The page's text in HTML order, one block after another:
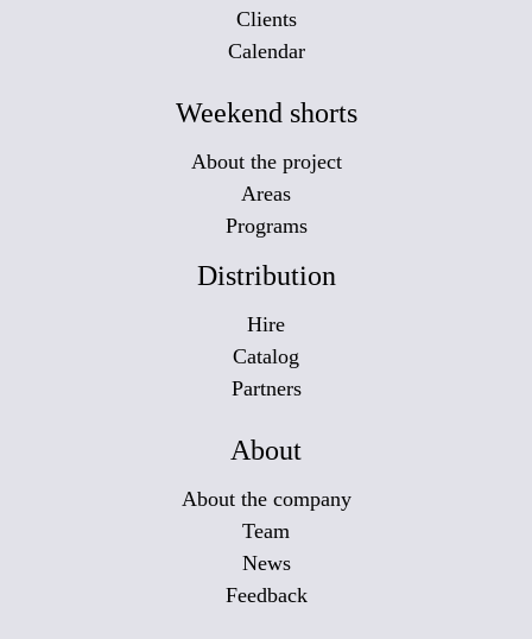
Clients
Calendar
Weekend shorts
About the project
Areas
Programs
Distribution
Hire
Catalog
Partners
About
About the company
Team
News
Feedback